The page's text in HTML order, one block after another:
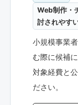
Web制作・
討されやす
小規模事業
む際に候補
対象経費と
ださい。